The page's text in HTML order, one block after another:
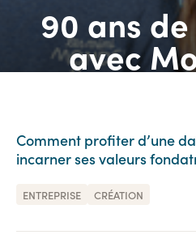
90 ans
avec
Comment profiter d’une
incarner ses valeurs
ENTREPRISE CRÉATION